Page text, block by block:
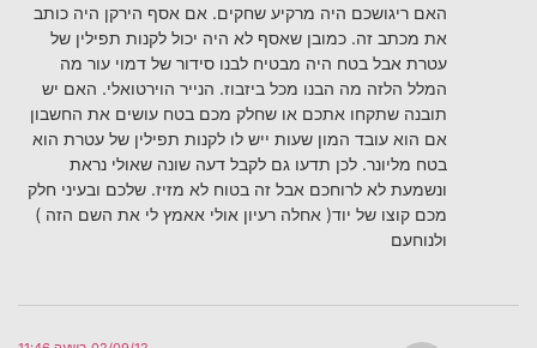
האם ריגושכם היה מרקיע שחקים. אם אסף הירקן היה כותב
את מכתב זה. כמובן שאסף לא היה יכול לקנות תפילין של
עטרת אבל בטח היה מבטיח לבנו סידור של דמוי עור מה
המלל הלזה מה הבנו מכל ביזבוז. הנייר הוירטואלי. האם יש
תובנה שתקחו אתכם או שחלק מכם בטח עושים את החשבון
אם הוא עובד המון שעות ייש לו לקנות תפילין של עטרת הוא
בטח מליונר. לכן תדעו גם לקבל דעה שונה שאולי נראת
ונשמעת לא לרוחכם אבל זה בטוח לא מזיז. שלכם ובעיני חלק
מכם קוצו של יוד( אחלה רעיון אולי אאמץ לי את השם הזה )
ולנוחעם